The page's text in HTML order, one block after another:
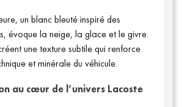
un blanc bleuté inspiré des
évoque la neige, la glace et le givre.
une texture subtile qui renforce
et minérale du véhicule.
au cœur de l’univers Lacoste